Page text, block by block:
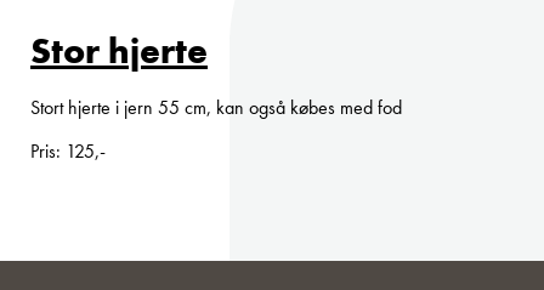
Stor hjerte
Stort hjerte i jern 55 cm, kan også købes med fod
Pris: 125,-